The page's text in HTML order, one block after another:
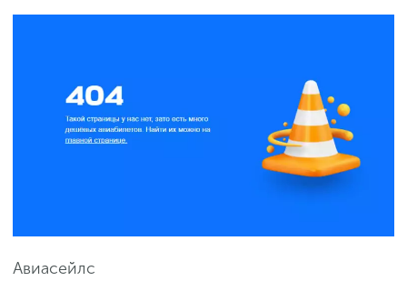
Авиасейлс